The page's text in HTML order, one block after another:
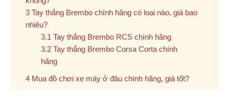
Tay thắng Brembo chính hãng có loại nào, giá bao
nhiêu?
Tay thắng Brembo RCS chính hãng
Tay thắng Brembo Corsa Corta chính
hãng
Mua đồ chơi xe máy ở đâu chính hãng, giá tốt?